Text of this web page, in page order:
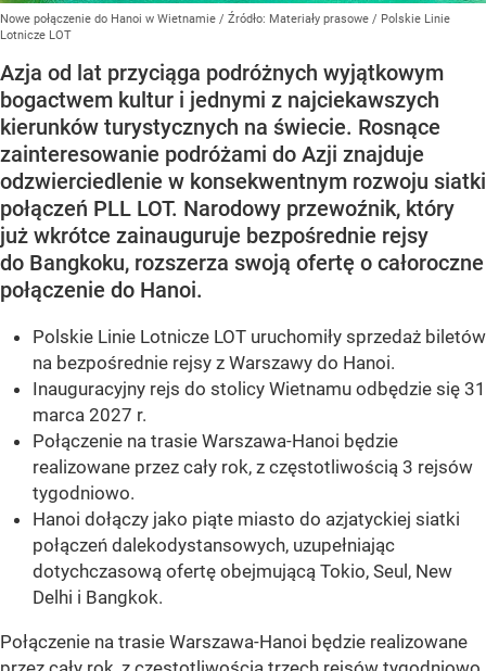
Nowe połączenie do Hanoi w Wietnamie / Źródło: Materiały prasowe / Polskie Linie
Lotnicze LOT
Azja od lat przyciąga podróżnych wyjątkowym
bogactwem kultur i jednymi z najciekawszych
kierunków turystycznych na świecie. Rosnące
zainteresowanie podróżami do Azji znajduje
odzwierciedlenie w konsekwentnym rozwoju siatki
połączeń PLL LOT. Narodowy przewoźnik, który
już wkrótce zainauguruje bezpośrednie rejsy
do Bangkoku, rozszerza swoją ofertę o całoroczne
połączenie do Hanoi.
Polskie Linie Lotnicze LOT uruchomiły sprzedaż biletów
na bezpośrednie rejsy z Warszawy do Hanoi.
Inauguracyjny rejs do stolicy Wietnamu odbędzie się 31
marca 2027 r.
Połączenie na trasie Warszawa-Hanoi będzie
realizowane przez cały rok, z częstotliwością 3 rejsów
tygodniowo.
Hanoi dołączy jako piąte miasto do azjatyckiej siatki
połączeń dalekodystansowych, uzupełniając
dotychczasową ofertę obejmującą Tokio, Seul, New
Delhi i Bangkok.
Połączenie na trasie Warszawa-Hanoi będzie realizowane